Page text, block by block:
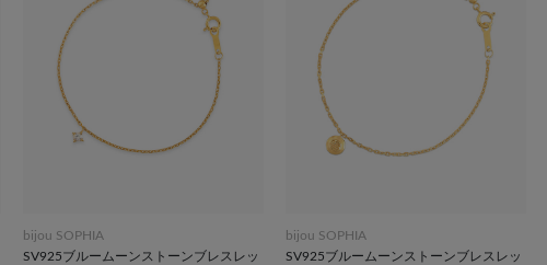
bijou SOPHIA
SV925ブルームーンストーンブレスレッ
bijou SOPHIA
SV925ブルームーンストーンブレスレッ